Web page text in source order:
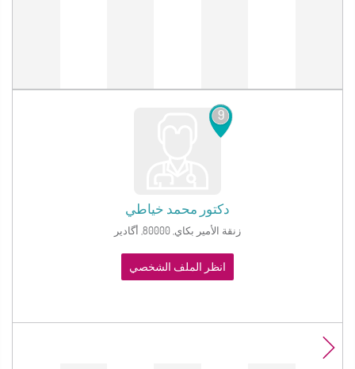
9
دكتور محمد خياطي
زنقة الأمير بكاي, 80000, أگادير
انظر الملف الشخصي